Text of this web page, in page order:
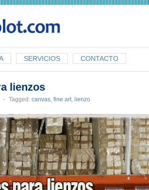
SERVICIOS CONTACTO
lienzos
- Tagged: canvas, fine art, lienzo